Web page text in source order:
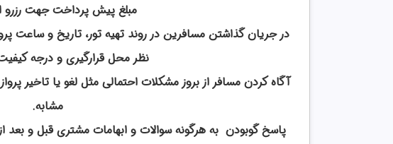
مبلغ پیش پرداخت جهت رزرو
در جریان گذاشتن مسافرین در روند تهیه تور، تاریخ و ساعت
نظر محل قرارگیری و درجه
آگاه کردن مسافر از بروز مشکلات احتمالی مثل لغو یا تاخیر
مشابه.
پاسخ گوبودن به هرگونه سوالات و ابهامات مشتری قبل و بعد